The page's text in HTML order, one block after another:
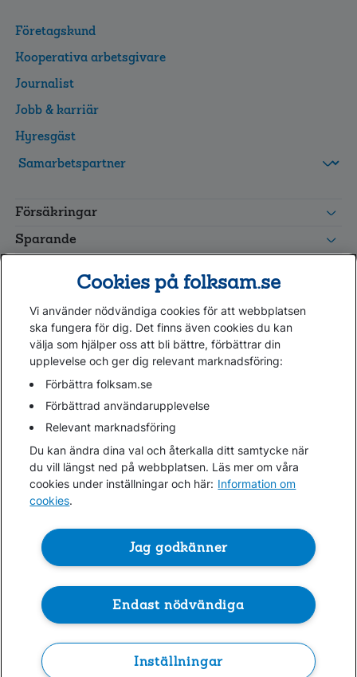
Företagskund
Kooperativa arbetsgivare
Journalist
Jobb & karriär
Hyresgäst
grupp
Leverantörswebb
Försäkringar
Sparande
Kundservice
Hjälp
Webbkarta
Cookies
Hantera cookies
Personuppgifter GDPR
Tillgänglighetsredogörelse
Om penningtvättslagen
Lättläst
Folksam ©
Kontakta oss0771-950 950
Cookies på folksam.se
Vi använder nödvändiga cookies för att webbplatsen
ska fungera för dig. Det finns även cookies du kan
välja som hjälper oss att bli bättre, förbättrar din
upplevelse och ger dig relevant marknadsföring:
Förbättra folksam.se
Förbättrad användarupplevelse
Relevant marknadsföring
Du kan ändra dina val och återkalla ditt samtycke när
du vill längst ned på webbplatsen. Läs mer om våra
cookies under inställningar och här: Information om
cookies.
Jag godkänner
Endast nödvändiga
Inställningar